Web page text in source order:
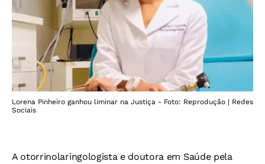
Lorena Pinheiro ganhou liminar na Justiça - Foto: Reprodução | Redes
Sociais
A otorrinolaringologista e doutora em Saúde pela